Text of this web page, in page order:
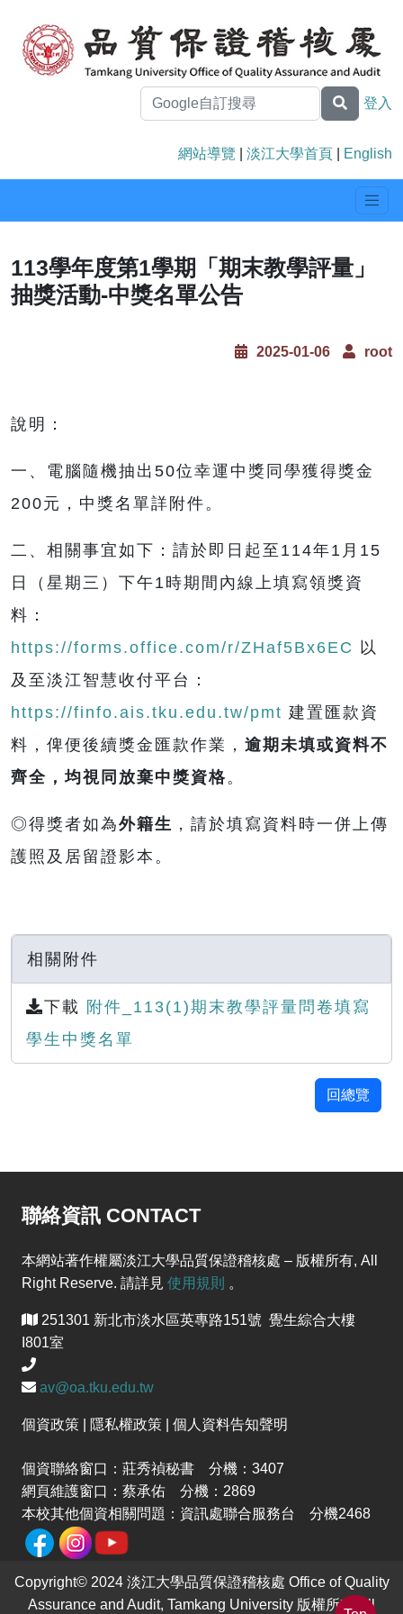
登入
網站導覽 淡江大學首頁 English
113學年度第1學期「期末教學評量」
抽獎活動-中獎名單公告
2025-01-06 root
說明：
一、電腦隨機抽出50位幸運中獎同學獲得獎金
200元，中獎名單詳附件。
二、相關事宜如下：請於即日起至114年1月15
日（星期三）下午1時期間內線上填寫領獎資
料：
https://forms.office.com/r/ZHaf5Bx6EC
以
及至淡江智慧收付平台：
https://finfo.ais.tku.edu.tw/pmt 建置匯款資
料，俾便後續獎金匯款作業， 逾期未填或資料不
齊全，均視同放棄中獎資格。
◎得獎者如為外籍生 ，請於填寫資料時一併上傳
護照及居留證影本。
相關附件
下載 附件_113(1)期末教學評量問卷填寫
學生中獎名單
回總覽
聯絡資訊 CONTACT
本網站著作權屬淡江大學品質保證稽核處 – 版權所有, All
Right Reserve. 請詳見 使用規則 。
251301 新北市淡水區英專路151號 覺生綜合大樓
I801室
av@oa.tku.edu.tw
個資政策 | 隱私權政策 | 個人資料告知聲明
個資聯絡窗口：莊秀禎秘書 分機：3407
網頁維護窗口：蔡承佑 分機：2869
本校其他個資相關問題：資訊處聯合服務台 分機2468
Copyright© 2024 淡江大學品質保證稽核處 Office of Quality
Assurance and Audit, Tamkang University 版權所有 All